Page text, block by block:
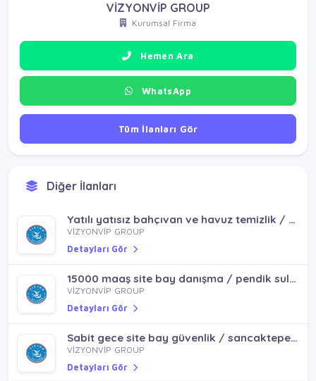
VİZYONVİP GROUP
Kurumsal Firma
Hemen Ara
WhatsApp
Tüm İlanları Gör
Diğer İlanları
4 gece 2 izin site bay güvenlik / pendik sultanbeyli kurtköy
VİZYONVİP GROUP
Detayları Gör
VİZYONVİP GROUP
VİZYONVİP GROUP
VİZYONVİP GROUP